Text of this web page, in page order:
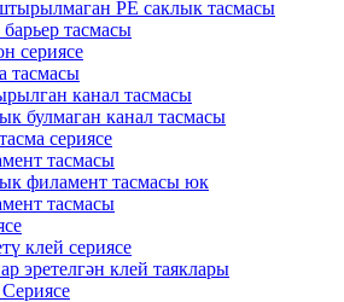
PE саклык тасмасы
тасмасы
сериясе
тасмасы
канал тасмасы
булмаган канал тасмасы
сериясе
тасмасы
филамент тасмасы юк
тасмасы
клей сериясе
эретелгән клей таяклары